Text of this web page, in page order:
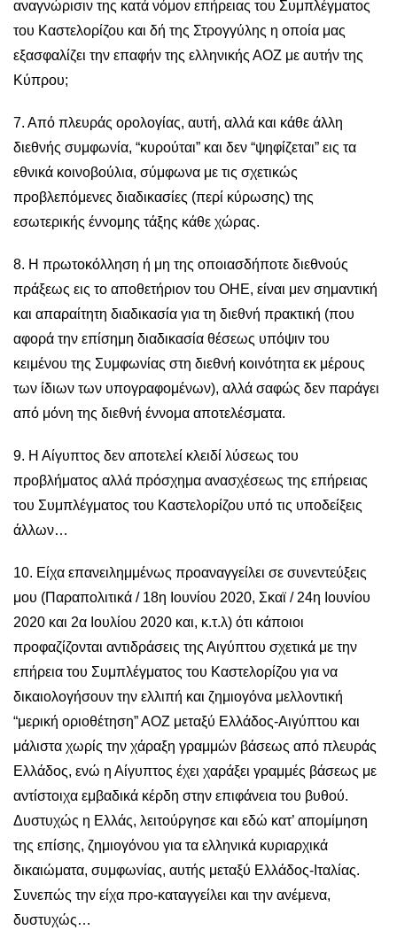
αναγνώρισιν της κατά νόμον επήρειας του Συμπλέγματος
του Καστελορίζου και δή της Στρογγύλης η οποία μας
εξασφαλίζει την επαφήν της ελληνικής ΑΟΖ με αυτήν της
Κύπρου;
7. Από πλευράς ορολογίας, αυτή, αλλά και κάθε άλλη
διεθνής συμφωνία, “κυρούται” και δεν “ψηφίζεται” εις τα
εθνικά κοινοβούλια, σύμφωνα με τις σχετικώς
προβλεπόμενες διαδικασίες (περί κύρωσης) της
εσωτερικής έννομης τάξης κάθε χώρας.
8. Η πρωτοκόλληση ή μη της οποιασδήποτε διεθνούς
πράξεως εις το αποθετήριον του ΟΗΕ, είναι μεν σημαντική
και απαραίτητη διαδικασία για τη διεθνή πρακτική (που
αφορά την επίσημη διαδικασία θέσεως υπόψιν του
κειμένου της Συμφωνίας στη διεθνή κοινότητα εκ μέρους
των ίδιων των υπογραφομένων), αλλά σαφώς δεν παράγει
από μόνη της διεθνή έννομα αποτελέσματα.
9. Η Αίγυπτος δεν αποτελεί κλειδί λύσεως του
προβλήματος αλλά πρόσχημα ανασχέσεως της επήρειας
του Συμπλέγματος του Καστελορίζου υπό τις υποδείξεις
άλλων…
10. Είχα επανειλημμένως προαναγγείλει σε συνεντεύξεις
μου (Παραπολιτικά / 18η Ιουνίου 2020, Σκαϊ / 24η Ιουνίου
2020 και 2α Ιουλίου 2020 και, κ.τ.λ) ότι κάποιοι
προφαζίζονται αντιδράσεις της Αιγύπτου σχετικά με την
επήρεια του Συμπλέγματος του Καστελορίζου για να
δικαιολογήσουν την ελλιπή και ζημιογόνα μελλοντική
“μερική οριοθέτηση” ΑΟΖ μεταξύ Ελλάδος-Αιγύπτου και
μάλιστα χωρίς την χάραξη γραμμών βάσεως από πλευράς
Ελλάδος, ενώ η Αίγυπτος έχει χαράξει γραμμές βάσεως με
αντίστοιχα εμβαδικά κέρδη στην επιφάνεια του βυθού.
Δυστυχώς η Ελλάς, λειτούργησε και εδώ κατ’ απομίμηση
της επίσης, ζημιογόνου για τα ελληνικά κυριαρχικά
δικαιώματα, συμφωνίας, αυτής μεταξύ Ελλάδος-Ιταλίας.
Συνεπώς την είχα προ-καταγγείλει και την ανέμενα,
δυστυχώς…